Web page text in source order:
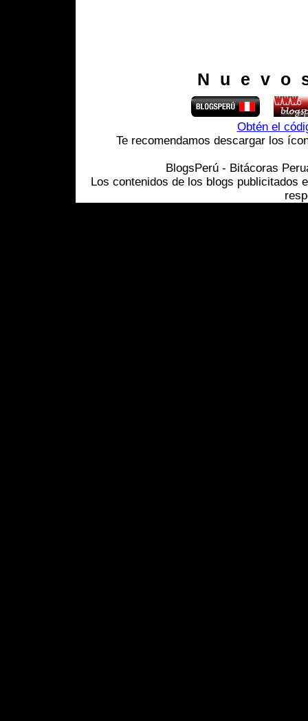
Obtén el
Te recomendamos descargar los
BlogsPerú - Bitácoras
Los contenidos de los blogs publicitados